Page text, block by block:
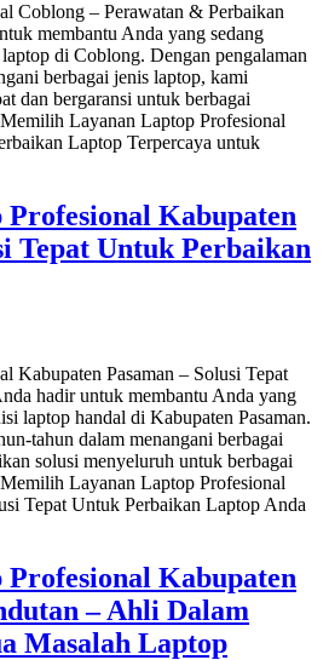
Coblong – Perawatan & Perbaikan
membantu Anda yang sedang
di Coblong. Dengan pengalaman
berbagai jenis laptop, kami
dan bergaransi untuk berbagai
Layanan Laptop Profesional
Laptop Terpercaya untuk
Kabupaten
Tepat Untuk Perbaikan
Kabupaten Pasaman – Solusi Tepat
hadir untuk membantu Anda yang
laptop handal di Kabupaten Pasaman.
tahun dalam menangani berbagai
solusi menyeluruh untuk berbagai
Layanan Laptop Profesional
Tepat Untuk Perbaikan Laptop Anda
Kabupaten
– Ahli Dalam
Masalah Laptop